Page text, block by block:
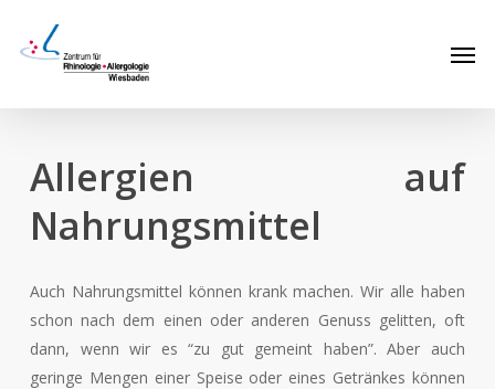
Allergien auf
Nahrungsmittel
Auch Nahrungsmittel können krank machen. Wir alle haben
schon nach dem einen oder anderen Genuss gelitten, oft
dann, wenn wir es “zu gut gemeint haben”. Aber auch
geringe Mengen einer Speise oder eines Getränkes können